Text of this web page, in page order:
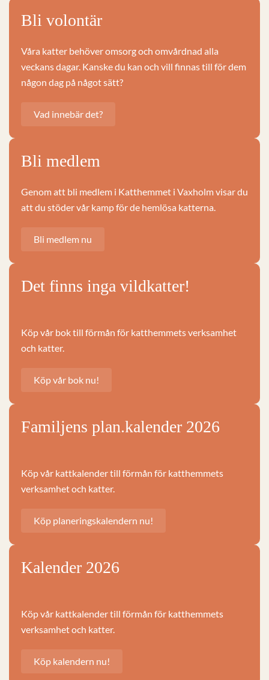
Bli volontär
Våra katter behöver omsorg och omvårdnad alla
veckans dagar. Kanske du kan och vill finnas till för dem
någon dag på något sätt?
Vad innebär det?
Bli medlem
Genom att bli medlem i Katthemmet i Vaxholm visar du
att du stöder vår kamp för de hemlösa katterna.
Bli medlem nu
Det finns inga vildkatter!
Köp vår bok till förmån för katthemmets verksamhet
och katter.
Köp vår bok nu!
Familjens plan.kalender 2026
Köp vår kattkalender till förmån för katthemmets
verksamhet och katter.
Köp planeringskalendern nu!
Kalender 2026
Köp vår kattkalender till förmån för katthemmets
verksamhet och katter.
Köp kalendern nu!